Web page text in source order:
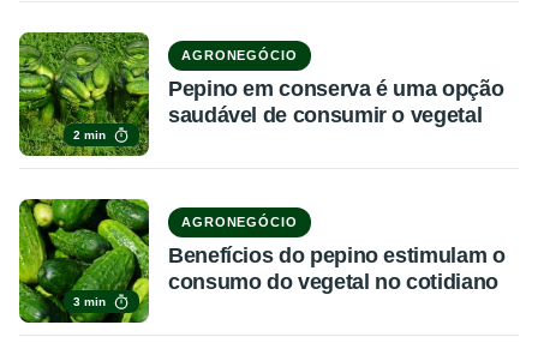
2 min
AGRONEGÓCIO
Pepino em conserva é uma opção
saudável de consumir o vegetal
3 min
AGRONEGÓCIO
Benefícios do pepino estimulam o
consumo do vegetal no cotidiano